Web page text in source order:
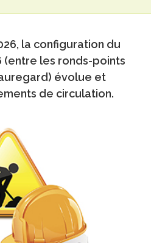
la configuration du
(entre les ronds-points
évolue et
de circulation.